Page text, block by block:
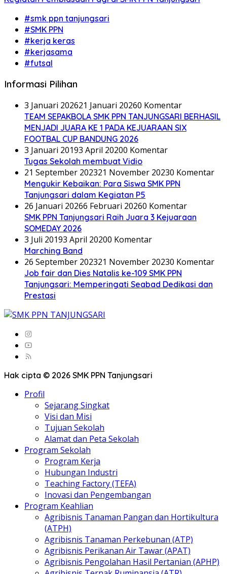
#smk ppn tanjungsari
#SMK PPN
#kerja keras
#kerjasama
#futsal
Informasi Pilihan
3 Januari 202621 Januari 20260 Komentar
TEAM SEPAKBOLA SMK PPN TANJUNGSARI BERHASIL
MENJADI JUARA KE 1 PADA KEJUARAAN SIX
FOOTBAL CUP BANDUNG 2026
3 Januari 20193 April 20200 Komentar
Tugas Sekolah membuat Vidio
21 September 202321 November 20230 Komentar
Mengukir Kebaikan: Para Siswa SMK PPN
Tanjungsari dalam Kegiatan P5
26 Januari 20266 Februari 20260 Komentar
SMK PPN Tanjungsari Raih Juara 3 Kejuaraan
SOMEDAY 2026
3 Juli 20193 April 20200 Komentar
Marching Band
26 September 202321 November 20230 Komentar
Job fair dan Dies Natalis ke-109 SMK PPN
Tanjungsari: Memperingati Seabad Dedikasi dan
Prestasi
Hak cipta © 2026 SMK PPN Tanjungsari
Profil
Sejarang Singkat
Visi dan Misi
Tujuan Sekolah
Alamat dan Peta Sekolah
Program Sekolah
Program Kerja
Hubungan Industri
Teaching Factory (TEFA)
Inovasi dan Pengembangan
Program Keahlian
Agribisnis Tanaman Pangan dan Hortikultura
(ATPH)
Agribisnis Tanaman Perkebunan (ATP)
Agribisnis Perikanan Air Tawar (APAT)
Agribisnis Pengolahan Hasil Pertanian (APHP)